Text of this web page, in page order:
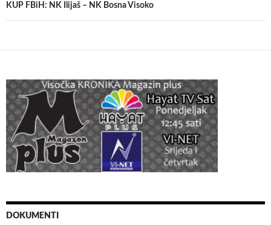
KUP FBiH: NK Ilijaš – NK Bosna Visoko
DOKUMENTI